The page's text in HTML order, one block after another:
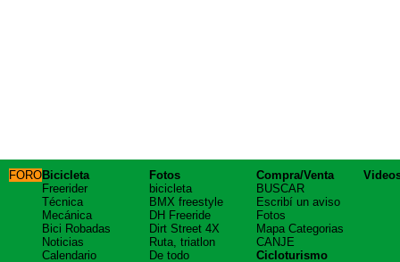
FOROBicicleta
Freerider
Técnica
Mecánica
Bici Robadas
Noticias
Calendario
Fotos
bicicleta
BMX freestyle
DH Freeride
Dirt Street 4X
Ruta, triatlon
De todo
Compra/Venta
BUSCAR
Escribí un aviso
Fotos
Mapa Categorias
CANJE
Cicloturismo